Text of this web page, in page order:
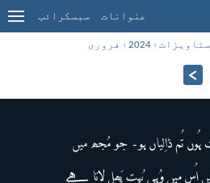
عنوانات سبسکرائب
›
2024
› فروری